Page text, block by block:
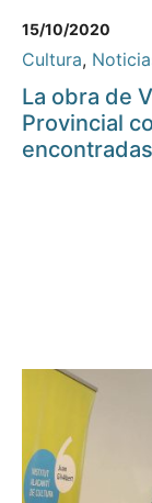
15/10/2020
Cultura,
La obra de
Provincial